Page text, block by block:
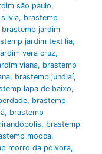
são paulo,
, brastemp
brastemp jardim
jardim textilia,
vera cruz,
viana, brastemp
, brastemp jundiaí,
lapa de baixo,
, brastemp
, brastemp
, brastemp
mooca,
morro da pólvora,